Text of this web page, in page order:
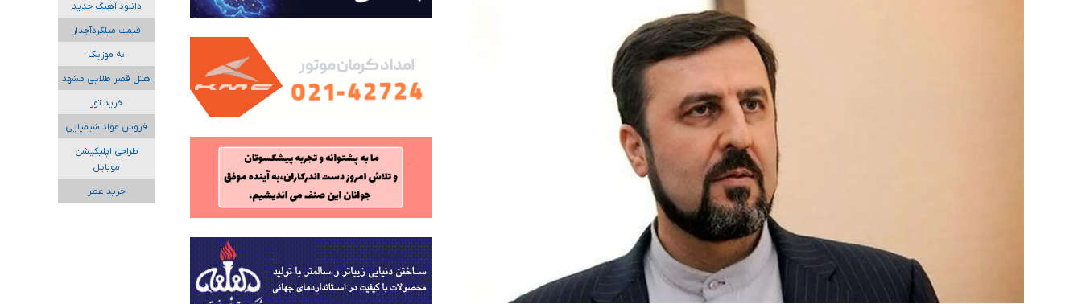
دانلود آهنگ جدید
قیمت میلگردآجدار
به موزیک
هتل قصر طلایی مشهد
خرید تور
فروش مواد شیمیایی
طراحی اپلیکیشن
موبایل
خرید عطر